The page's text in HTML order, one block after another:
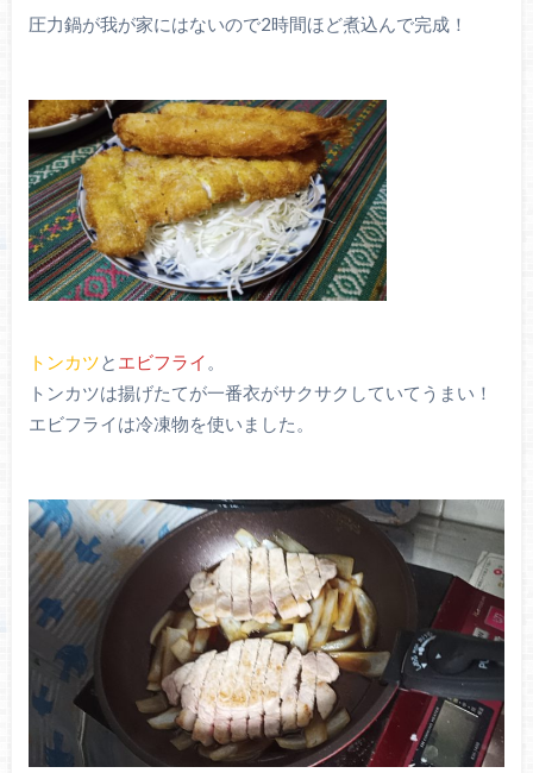
圧力鍋が我が家にはないので2時間ほど煮込んで完成！
トンカツと エビフライ 。
トンカツは揚げたてが一番衣がサクサクしていてうまい！
エビフライは冷凍物を使いました。